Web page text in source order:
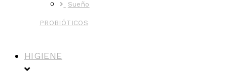
Sueño
PROBIÓTICOS
HIGIENE